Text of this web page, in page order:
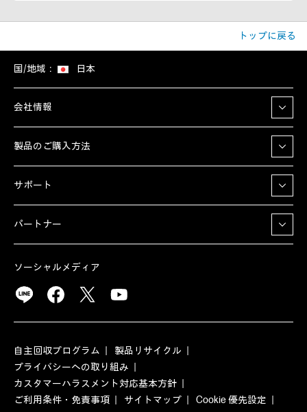
トップに戻る
国/地域： 日本
会社情報
製品のご購入方法
サポート
パートナー
ソーシャルメディア
自主回収プログラム
製品リサイクル
プライバシーへの取り組み
カスタマーハラスメント対応基本方針
ご利用条件・免責事項
サイトマップ
Cookie 優先設定